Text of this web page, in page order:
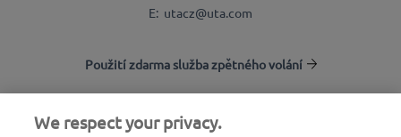
E: utacz@uta.com
Použití zdarma služba zpětného volání
Vyhledávání stanic
We respect your privacy.